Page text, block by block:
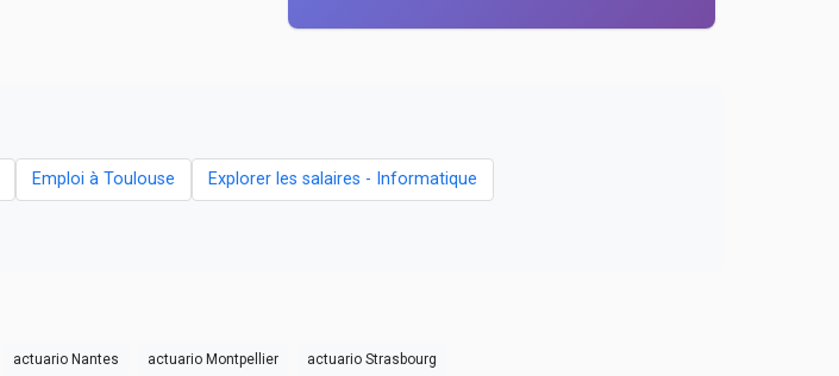
Emploi à Toulouse Explorer les salaires - Informatique
actuario Nantes actuario Montpellier actuario Strasbourg